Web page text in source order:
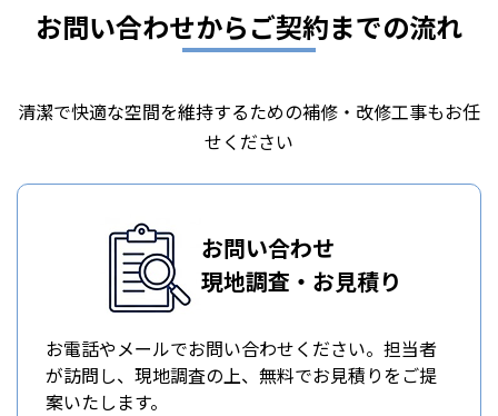
お問い合わせからご契約までの流れ
清潔で快適な空間を維持するための補修・改修工事もお任
せください
お問い合わせ
現地調査・お見積り
お電話やメールでお問い合わせください。担当者
が訪問し、現地調査の上、無料でお見積りをご提
案いたします。